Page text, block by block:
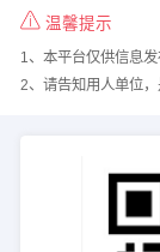
温馨提示
1、本平台仅供信息
2、请告知用人单位